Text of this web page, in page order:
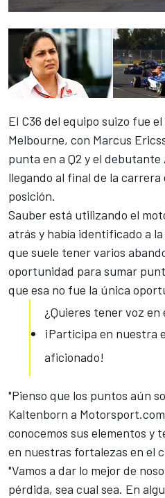
El C36 del equipo suizo fue
Melbourne, con Marcus
punta en a Q2 y el
llegando al final de la carrera
posición.
Sauber está utilizando el
atrás y había identificado a
que suele tener varios
oportunidad para sumar
que esa no fue la única
¿Quieres tener voz en
¡Participa en nuestra
aficionado!
"Pienso que los puntos aún
Kaltenborn a
conocemos sus elementos y
en nuestras fortalezas en el
"Vamos a dar lo mejor de
pérdida, sea cual sea. En